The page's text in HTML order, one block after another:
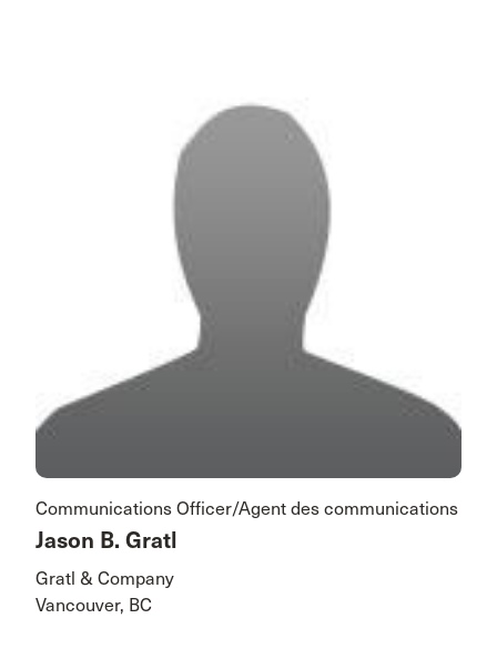
Communications Officer/Agent des communications
Jason B. Gratl
Gratl & Company
Vancouver, BC